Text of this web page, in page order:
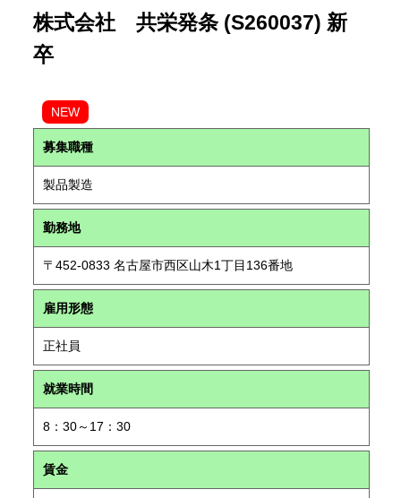
株式会社 共栄発条 (S260037) 新
卒
NEW
募集職種
製品製造
勤務地
〒452-0833 名古屋市西区山木1丁目136番地
雇用形態
正社員
就業時間
8：30～17：30
賃金